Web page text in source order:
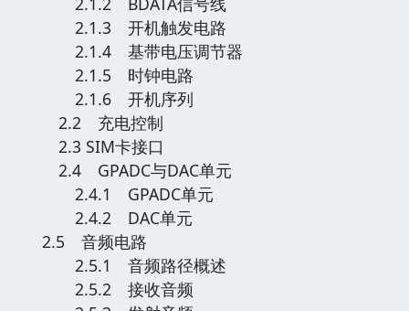
2.1.3 开机触发电路
2.1.4 基带电压调节器
2.1.5 时钟电路
2.1.6 开机序列
2.2 充电控制
2.3 SIM卡接口
2.4 GPADC与DAC单元
2.4.1 GPADC单元
2.4.2 DAC单元
2.5 音频电路
2.5.1 音频路径概述
2.5.2 接收音频